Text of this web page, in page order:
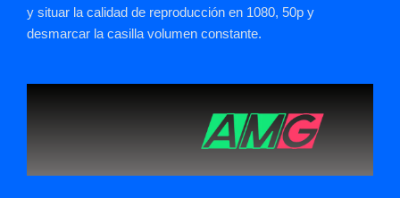
y situar la calidad de reproducción en 1080, 50p y
desmarcar la casilla volumen constante.